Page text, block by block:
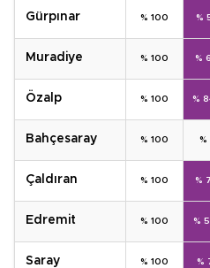
gürpinar % 100 %
muradi̇ye % 100 %
özalp % 100 %
bahçesaray % 100 %
çaldiran % 100 %
edremi̇t % 100 %
saray % 100 %